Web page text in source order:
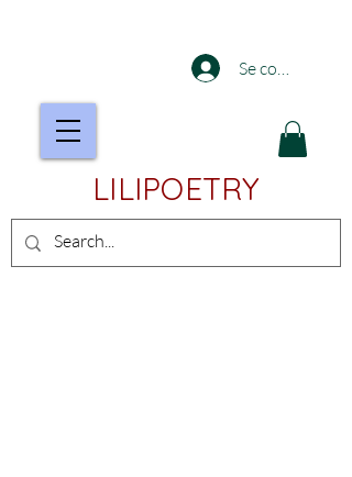
Se connecter
LILIPOETRY